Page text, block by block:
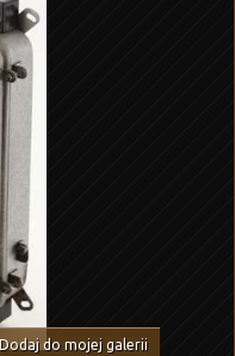
Dodaj do mojej galerii